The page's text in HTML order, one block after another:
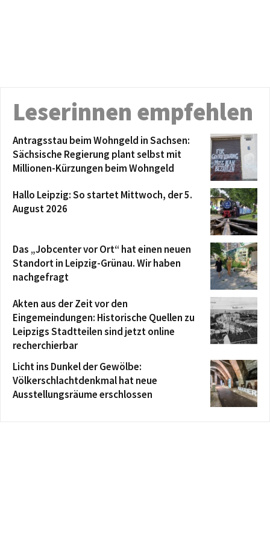
Leserinnen empfehlen
Antragsstau beim Wohngeld in Sachsen:
Sächsische Regierung plant selbst mit
Millionen-Kürzungen beim Wohngeld
Hallo Leipzig: So startet Mittwoch, der 5.
August 2026
Das „Jobcenter vor Ort“ hat einen neuen
Standort in Leipzig-Grünau. Wir haben
nachgefragt
Akten aus der Zeit vor den
Eingemeindungen: Historische Quellen zu
Leipzigs Stadtteilen sind jetzt online
recherchierbar
Licht ins Dunkel der Gewölbe:
Völkerschlachtdenkmal hat neue
Ausstellungsräume erschlossen